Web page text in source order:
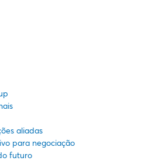
aliadas
para negociação
futuro